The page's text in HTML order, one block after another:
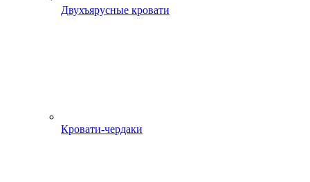
Двухъярусные кровати
Кровати-чердаки